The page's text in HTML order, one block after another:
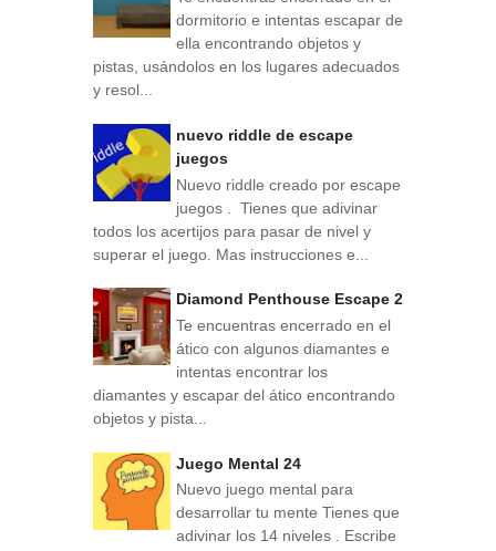
dormitorio e intentas escapar de
ella encontrando objetos y
pistas, usándolos en los lugares adecuados
y resol...
nuevo riddle de escape
juegos
Nuevo riddle creado por escape
juegos . Tienes que adivinar
todos los acertijos para pasar de nivel y
superar el juego. Mas instrucciones e...
Diamond Penthouse Escape 2
Te encuentras encerrado en el
ático con algunos diamantes e
intentas encontrar los
diamantes y escapar del ático encontrando
objetos y pista...
Juego Mental 24
Nuevo juego mental para
desarrollar tu mente Tienes que
adivinar los 14 niveles . Escribe